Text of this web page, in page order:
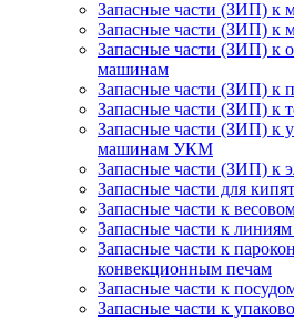
Запасные части (ЗИП) к
Запасные части (ЗИП) к
Запасные части (ЗИП) к
машинам
Запасные части (ЗИП) к
Запасные части (ЗИП) к
Запасные части (ЗИП) к
машинам УКМ
Запасные части (ЗИП) к
Запасные части для
Запасные части к
Запасные части к линиям
Запасные части к
конвекционным печам
Запасные части к
Запасные части к